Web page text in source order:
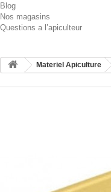
Blog
Nos magasins
Questions a l’apiculteur
Materiel Apiculture